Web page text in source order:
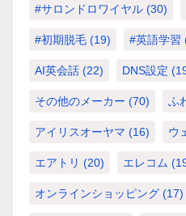
#サロンドロワイヤル (30)
#初期脱毛 (19) #英語学習
AI英会話 (22) DNS設定
その他のメーカー (70) ふ
アイリスオーヤマ (16) ウ
エアトリ (20) エレコム
オンラインショッピング (17)